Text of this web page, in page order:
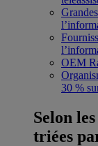
OEM
30 %
Selon
triées